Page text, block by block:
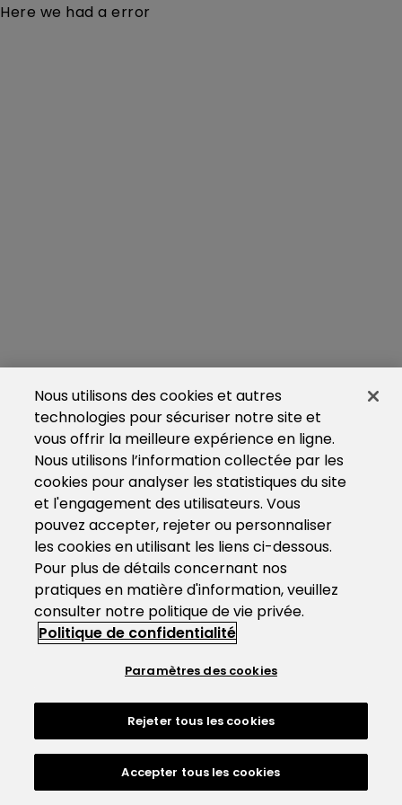
Here we had a error
Nous utilisons des cookies et autres
technologies pour sécuriser notre site et
vous offrir la meilleure expérience en ligne.
Nous utilisons l’information collectée par les
cookies pour analyser les statistiques du site
et l'engagement des utilisateurs. Vous
pouvez accepter, rejeter ou personnaliser
les cookies en utilisant les liens ci-dessous.
Pour plus de détails concernant nos
pratiques en matière d'information, veuillez
consulter notre politique de vie privée.
Politique de confidentialité
Paramètres des cookies
Rejeter tous les cookies
Accepter tous les cookies